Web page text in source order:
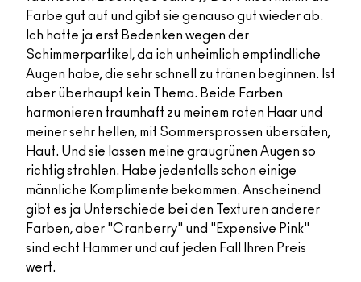
Farbe gut auf und gibt sie genauso gut wieder ab.
Ich hatte ja erst Bedenken wegen der
Schimmerpartikel, da ich unheimlich empfindliche
Augen habe, die sehr schnell zu tränen beginnen. Ist
aber überhaupt kein Thema. Beide Farben
harmonieren traumhaft zu meinem roten Haar und
meiner sehr hellen, mit Sommersprossen übersäten,
Haut. Und sie lassen meine graugrünen Augen so
richtig strahlen. Habe jedenfalls schon einige
männliche Komplimente bekommen. Anscheinend
gibt es ja Unterschiede bei den Texturen anderer
Farben, aber "Cranberry" und "Expensive Pink"
sind echt Hammer und auf jeden Fall Ihren Preis
wert.